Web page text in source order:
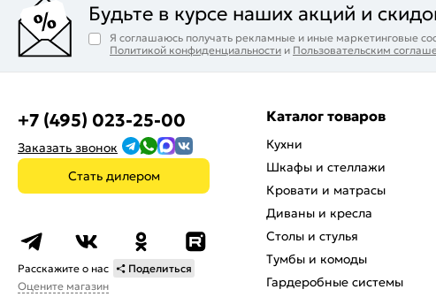
Будьте в курсе наших акций и
Я соглашаюсь получать рекламные и иные маркетинговые
Политикой конфиденциальности и Пользовательским
+7 (495) 023-25-00
Заказать звонок
Стать дилером
Расскажите о нас
Поделиться
Оцените магазин
Каталог товаров
Кухни
Шкафы и стеллажи
Кровати и матрасы
Диваны и кресла
Столы и стулья
Тумбы и комоды
Гардеробные системы